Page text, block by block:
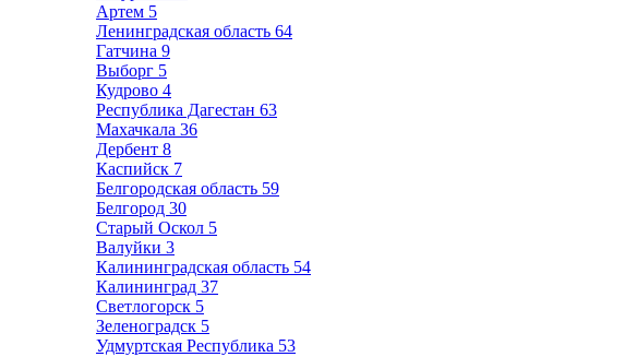
Артем 5
Ленинградская область 64
Гатчина 9
Выборг 5
Кудрово 4
Республика Дагестан 63
Махачкала 36
Дербент 8
Каспийск 7
Белгородская область 59
Белгород 30
Старый Оскол 5
Валуйки 3
Калининградская область 54
Калининград 37
Светлогорск 5
Зеленоградск 5
Удмуртская Республика 53